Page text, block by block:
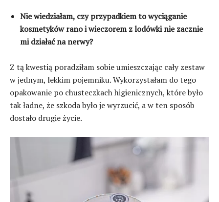
Nie wiedziałam, czy przypadkiem to wyciąganie
kosmetyków rano i wieczorem z lodówki nie zacznie
mi działać na nerwy?
Z tą kwestią poradziłam sobie umieszczając cały zestaw
w jednym, lekkim pojemniku. Wykorzystałam do tego
opakowanie po chusteczkach higienicznych, które było
tak ładne, że szkoda było je wyrzucić, a w ten sposób
dostało drugie życie.